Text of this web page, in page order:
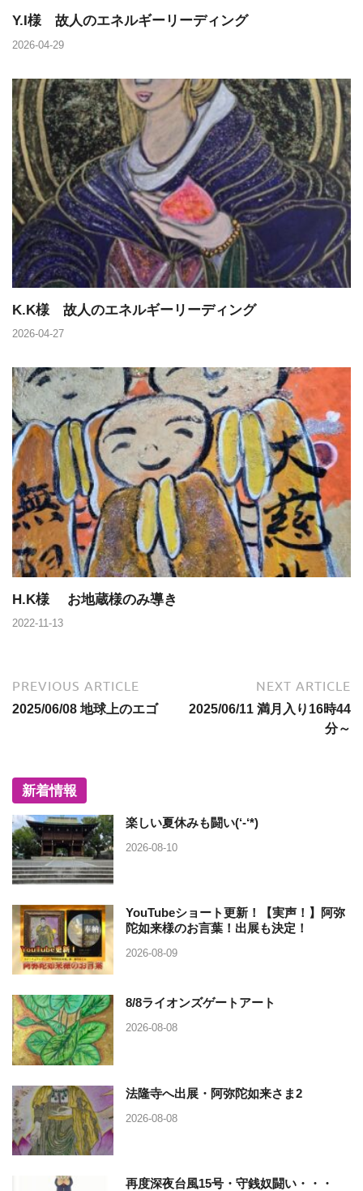
Y.I様 故人のエネルギーリーディング
2026-04-29
K.K様 故人のエネルギーリーディング
2026-04-27
H.K様 お地蔵様のみ導き
2022-11-13
PREVIOUS ARTICLE
2025/06/08 地球上のエゴ
NEXT ARTICLE
2025/06/11 満月入り16時44
分～
新着情報
楽しい夏休みも闘い(‘-‘*)
2026-08-10
YouTubeショート更新！【実声！】阿弥
陀如来様のお言葉！出展も決定！
2026-08-09
8/8ライオンズゲートアート
2026-08-08
法隆寺へ出展・阿弥陀如来さま2
2026-08-08
再度深夜台風15号・守銭奴闘い・・・